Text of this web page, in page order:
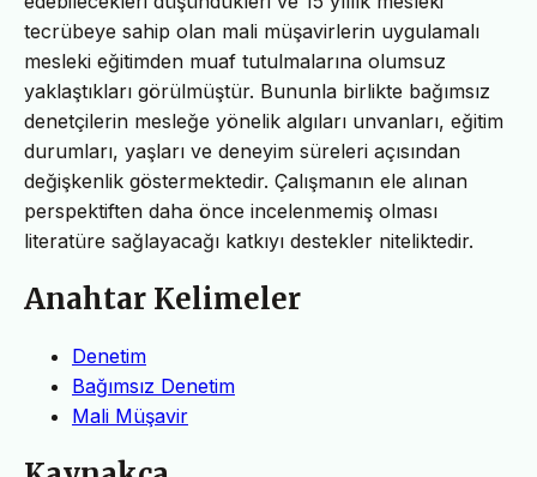
tecrübeye sahip olan mali müşavirlerin uygulamalı
mesleki eğitimden muaf tutulmalarına olumsuz
yaklaştıkları görülmüştür. Bununla birlikte bağımsız
denetçilerin mesleğe yönelik algıları unvanları, eğitim
durumları, yaşları ve deneyim süreleri açısından
değişkenlik göstermektedir. Çalışmanın ele alınan
perspektiften daha önce incelenmemiş olması
literatüre sağlayacağı katkıyı destekler niteliktedir.
Anahtar Kelimeler
Denetim
Bağımsız Denetim
Mali Müşavir